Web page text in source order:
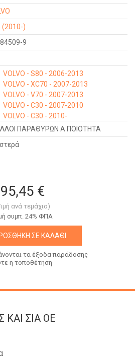
(2010-)
9
VOLVO - S80 - 2006-2013
VOLVO - XC70 - 2007-2013
VOLVO - V70 - 2007-2013
VOLVO - C30 - 2007-2010
VOLVO - C30 - 2010-
VOLVO - S80 - 2013-
ΠΑΡΑΘΥΡΩΝ Α ΠΟΙΟΤΗΤΑ
95,45 €
ανά τεμάχιο)
συμπ. 24% ΦΠΑ
ΣΕ ΚΑΛΆΘΙ
τα έξοδα παράδοσης
η τοποθέτηση
ΣΙΑ OE